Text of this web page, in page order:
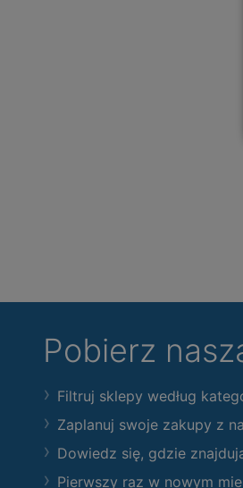
Pobierz
Filtruj sklepy według
Zaplanuj swoje zakupy z
Dowiedz się, gdzie
Pierwszy raz w nowym